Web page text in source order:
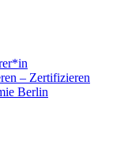
– Zertifizieren
Berlin